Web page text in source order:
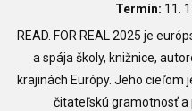
Termín: 11.
READ. FOR REAL 2025 je
a spája školy, knižnice,
krajinách Európy. Jeho cieľom
čitateľskú gramotnosť a